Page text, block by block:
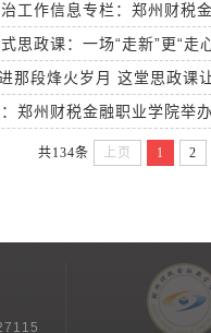
工作信息专栏：郑州财税
思政课：一场“走新”更“走
那段烽火岁月 这堂思政课
郑州财税金融职业学院举
共134条 上页 1 2